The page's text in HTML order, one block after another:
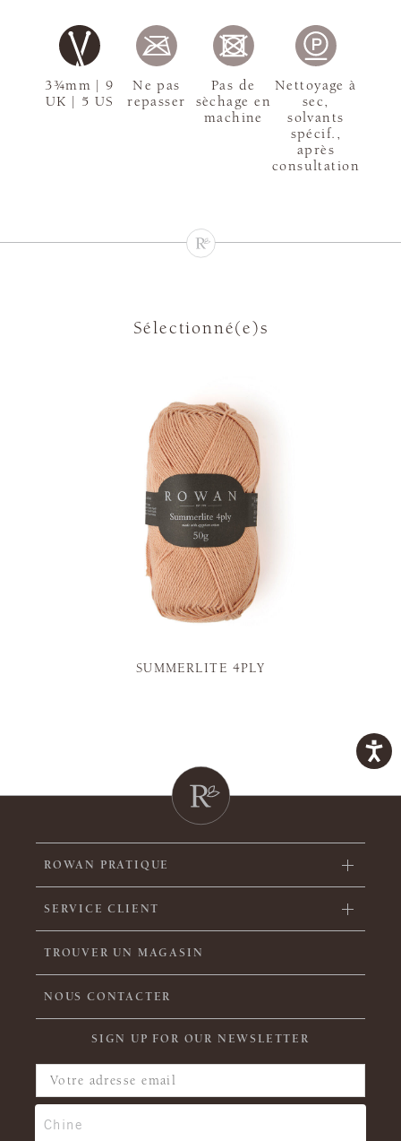
3¾mm | 9
UK | 5 US
Ne pas
repasser
Pas de
sèchage en
machine
Nettoyage à
sec,
solvants
spécif.,
après
consultation
Sélectionné(e)s
SUMMERLITE 4PLY
ROWAN PRATIQUE
SERVICE CLIENT
TROUVER UN MAGASIN
NOUS CONTACTER
SIGN UP FOR OUR NEWSLETTER